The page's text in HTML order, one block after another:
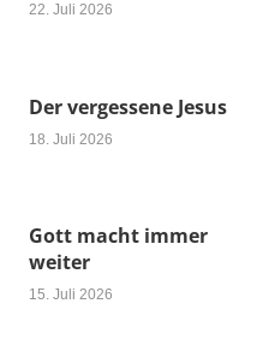
22. Juli 2026
Der vergessene Jesus
18. Juli 2026
Gott macht immer
weiter
15. Juli 2026